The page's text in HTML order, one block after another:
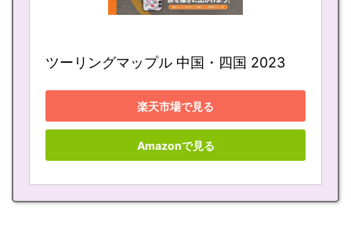
ツーリングマップル 中国・四国 2023
楽天市場で見る
Amazonで見る